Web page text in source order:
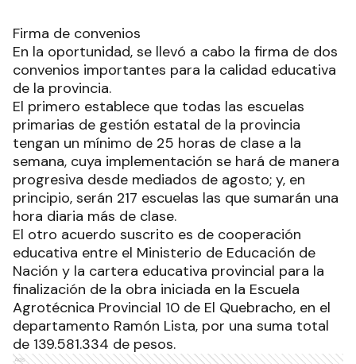
Firma de convenios
En la oportunidad, se llevó a cabo la firma de dos
convenios importantes para la calidad educativa
de la provincia.
El primero establece que todas las escuelas
primarias de gestión estatal de la provincia
tengan un mínimo de 25 horas de clase a la
semana, cuya implementación se hará de manera
progresiva desde mediados de agosto; y, en
principio, serán 217 escuelas las que sumarán una
hora diaria más de clase.
El otro acuerdo suscrito es de cooperación
educativa entre el Ministerio de Educación de
Nación y la cartera educativa provincial para la
finalización de la obra iniciada en la Escuela
Agrotécnica Provincial 10 de El Quebracho, en el
departamento Ramón Lista, por una suma total
de 139.581.334 de pesos.
Ads